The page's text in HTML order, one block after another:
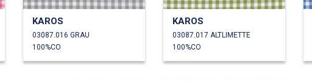
KAROS
03087.016 GRAU
100%CO
KAROS
03087.017 ALTLIMETTE
100%CO